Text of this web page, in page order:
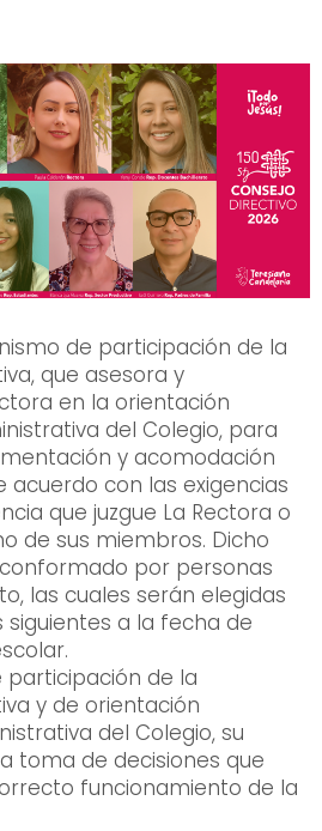
de participación de la
que asesora y
en la orientación
del Colegio, para
y acomodación
acuerdo con las exigencias
que juzgue La Rectora o
de sus miembros. Dicho
por personas
las cuales serán elegidas
siguientes a la fecha de
de la
y de orientación
del Colegio, su
toma de decisiones que
funcionamiento de la